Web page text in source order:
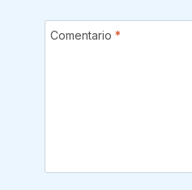
Comentario *